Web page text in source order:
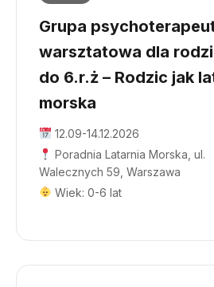
Grupa
warsztatowa dla
do 6.r.ż – Rodzic jak
morska
12.09-14.12.2026
Poradnia Latarnia Morska, ul.
Walecznych 59, Warszawa
Wiek: 0-6 lat